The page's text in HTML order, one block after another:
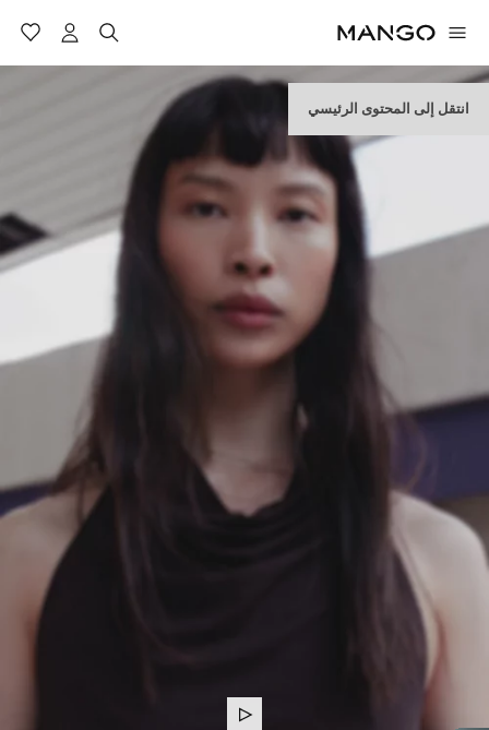
انتقل إلى المحتوى الرئيسي